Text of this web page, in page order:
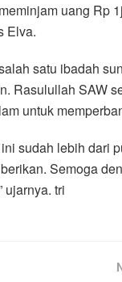
uang Rp
Elva.
satu ibadah
Rasulullah SAW
untuk
sudah lebih dari
Semoga
ujarnya. tri